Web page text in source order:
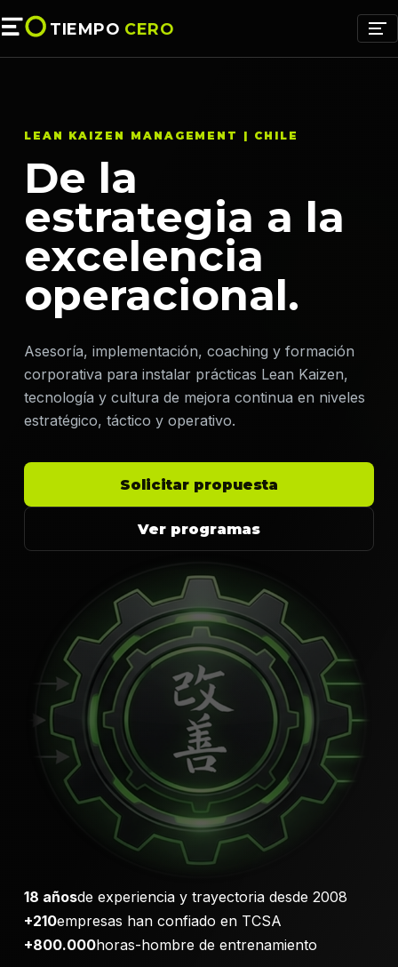
TIEMPO CERO
LEAN KAIZEN MANAGEMENT | CHILE
De la
estrategia a la
excelencia
operacional.
Asesoría, implementación, coaching y formación
corporativa para instalar prácticas Lean Kaizen,
tecnología y cultura de mejora continua en niveles
estratégico, táctico y operativo.
Solicitar propuesta
Ver programas
18 añosde experiencia y trayectoria desde 2008
+210empresas han confiado en TCSA
+800.000horas-hombre de entrenamiento